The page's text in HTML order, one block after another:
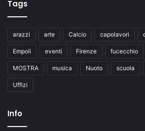
Tags
arazzi arte Calcio capolavori
Empoli eventi Firenze fucecchio
MOSTRA musica Nuoto scuola
Uffizi
Info